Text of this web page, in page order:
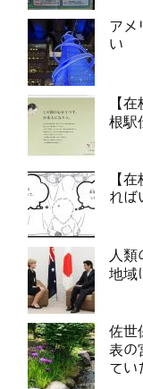
アメ
い
【
根駅
【
れば
人
地域
佐世
表の
てい